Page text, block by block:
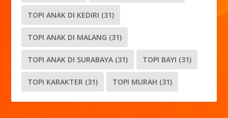
TOPI ANAK DI KEDIRI (31)
TOPI ANAK DI MALANG (31)
TOPI ANAK DI SURABAYA (31) TOPI BAYI (31)
TOPI KARAKTER (31) TOPI MURAH (31)